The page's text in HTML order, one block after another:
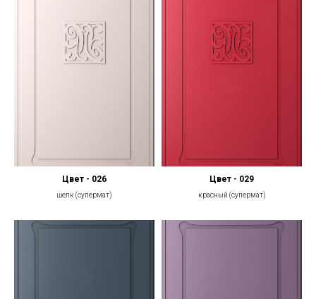
Цвет - 026
шелк (супермат)
Цвет - 029
красный (супермат)